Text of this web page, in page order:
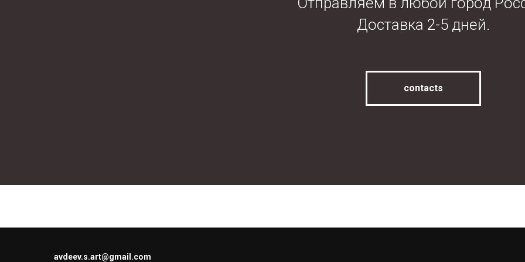
Доставка 2-5 дней.
contacts
avdeev.s.art@gmail.com